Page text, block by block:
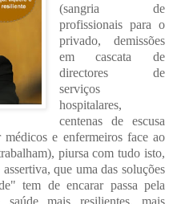
(sangria de
profissionais para o
privado, demissões
em cascata de
directores de
serviços
hospitalares,
centenas de escusa
médicos e enfermeiros face ao
piursa com tudo isto,
que uma das soluções
tem de encarar passa pela
saúde mais resilientes, mais